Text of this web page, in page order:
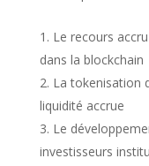
Le recours
dans la blockchain
La tokenisation
liquidité accrue
Le
investisseurs